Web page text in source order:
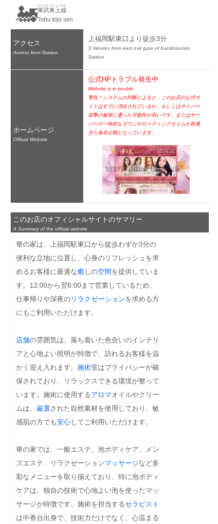
🚂東武東上線
とうぶとうじょうせん
Tobu tojo sen
アクセス
Access from Station
上福岡駅東口より徒歩3分
3 minutes from east exit gate of Kamifukuoka
Station
ホームページ
Official Website
公式HPトラブル発生中
Website is in trouble
警告！システムの判断によると、このお店の公式サ
イトはすでに消去されているか、もしくはサイバー
攻撃の被害に遭った可能性が高いです。またはサー
バーの一時的なダウンやローディングタイムが長過
ぎた為非公開となっています。
このお店のオフィシャルサイトのサマリー
A Summary of the official website
華の家は、上福岡駅東口から徒歩わずか3分の
便利な立地に位置し、心身のリフレッシュを求
めるお客様に最適な癒 しの空間を提供していま
す。12:00から翌6:00まで営業しているため、
仕事帰りや深夜のリラクゼーションを求める方
にもご利用いただけます。
店舗の雰囲気は、落ち着いた色合いのインテリ
アと心地よい照明が特徴で、訪れるお客様を温
かく迎え入れます。 施術室はプライバシーが確
保されており、リラックスできる環境が整って
います。施術に使用するアロマオイルやクリー
ムは、 厳選された自然素材を使用しており、敏
感肌の方でも安心してご利用いただけます。
華の家では、一般エステ、泡ボディケア、メン
ズエステ、リラクゼーションマッサージなど多
彩なメニューを取り揃えており、特に泡ボディ
ケアは、独自の技術で心地よい泡を使ったマッ
サージが特徴です。施術を担当するセラピスト
は中香台出身で、技術力だけでなく、心温まる